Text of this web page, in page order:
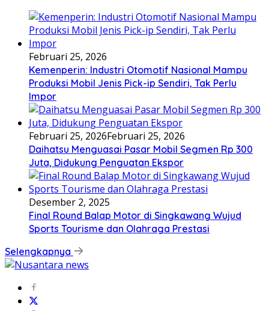
Februari 25, 2026
Kemenperin: Industri Otomotif Nasional Mampu
Produksi Mobil Jenis Pick-ip Sendiri, Tak Perlu
Impor
Februari 25, 2026Februari 25, 2026
Daihatsu Menguasai Pasar Mobil Segmen Rp 300
Juta, Didukung Penguatan Ekspor
Desember 2, 2025
Final Round Balap Motor di Singkawang Wujud
Sports Tourisme dan Olahraga Prestasi
Selengkapnya